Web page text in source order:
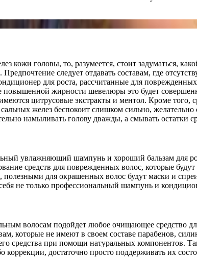
кожи головы, то, разумеется, стоит задуматься,
следует отдавать составам, где
для роста, рассчитанные для
жирности шевелюры это будет
цитрусовые экстракты и ментол. Кроме
желез беспокоит слишком сильно,
намыливать голову дважды, а смывать остатки
увлажняющий шампунь и хороший бальзам для
средств для поврежденных волос, которые
для окрашенных волос будут маски и
не только профессиональный шампунь и
волосам подойдет любое очищающее средство
которые не имеют в своем составе парабенов,
средства при помощи натуральных компонентов.
достаточно просто поддерживать их